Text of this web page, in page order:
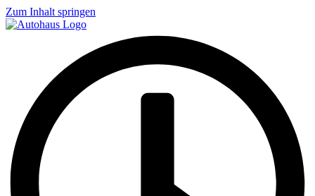
Zum Inhalt springen